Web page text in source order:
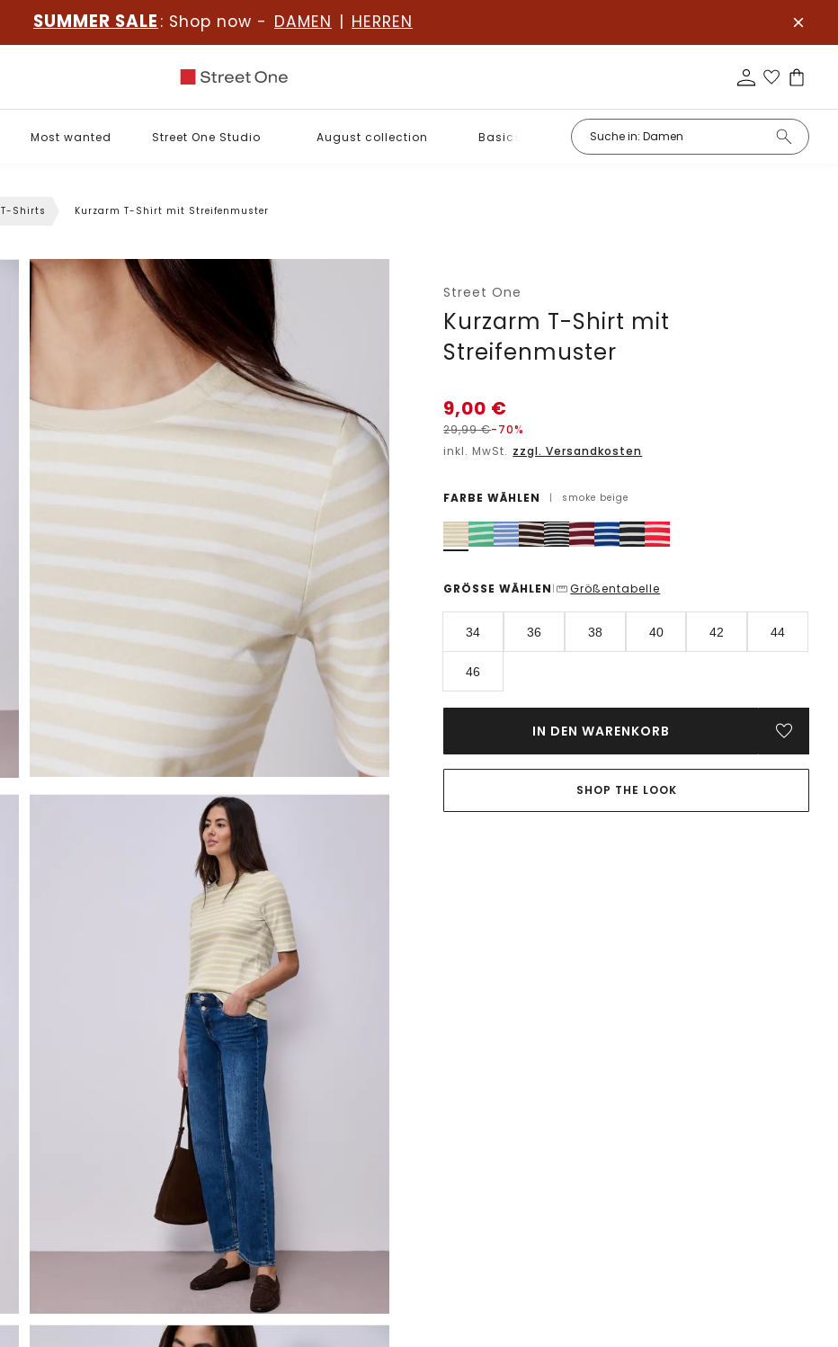
SUMMER SALE : Shop now - DAMEN | HERREN
Most wanted Street One Studio August collection Basics
T-Shirts Kurzarm T-Shirt mit Streifenmuster
Street One
Kurzarm T-Shirt mit
Streifenmuster
9,00 €
29,99€-70%
inkl. MwSt. zzgl. Versandkosten
FARBE WÄHLEN | smoke beige
GRÖSSE WÄHLEN | Größentabelle
34 36 38 40 42 44
46
IN DEN WARENKORB
SHOP THE LOOK